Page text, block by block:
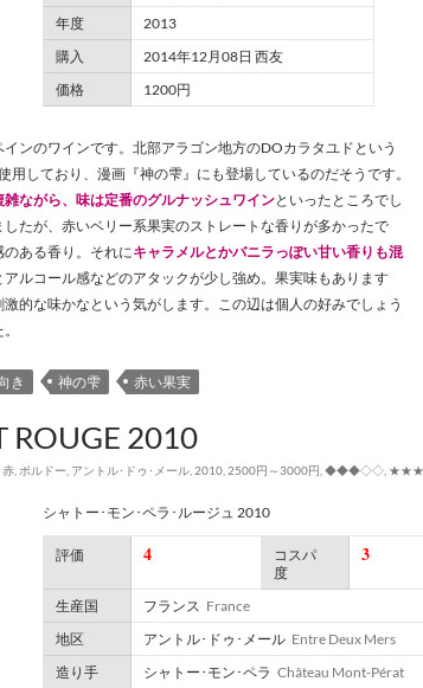
年度
2013
購入
2014年12月08日 西友
価格
1200円
ンのワインです。北部アラゴン地方のDOカラタユドという
しており、漫画『神の雫』にも登場しているのだそうです。
ながら、味は定番のグルナッシュワインといったところでし
たが、赤いベリー系果実のストレートな香りが多かったで
ある香り。それにキャラメルとかバニラっぽい甘い香りも混
ルコール感などのアタックが少し強め。果実味もあります
的な味かなという気がします。この辺は個人の好みでしょう
き 神の雫 赤い果実
ROUGE 2010
赤 ボルドー アントル･ドゥ･メール 2010 2500円～3000円 ◆◆◆◇◇
シャトー･モン･ペラ･ルージュ 2010
評価 4
コスパ
度
3
生産国 フランス France
地区
アントル･ドゥ･メール Entre Deux Mers
造り手
シャトー･モン･ペラ Château Mont-Pérat